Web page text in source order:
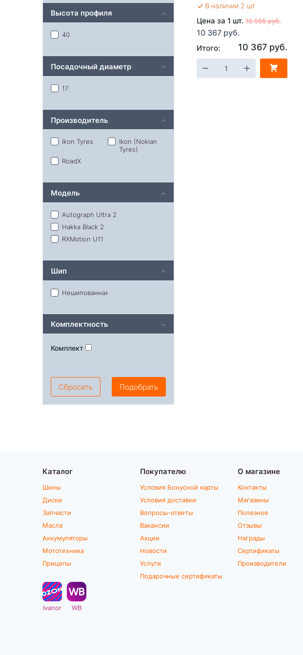
В наличии 2 шт
Цена за 1 шт. 10 556 руб.
10 367 руб.
Итого: 10 367 руб.
Высота профиля
40
Посадочный диаметр
17
Производитель
Ikon Tyres
Ikon (Nokian
Tyres)
RoadX
Модель
Autograph Ultra 2
Hakka Black 2
RXMotion U11
Шип
Нешипованная
Комплектность
Комплект
Сбросить Подобрать
Каталог
Шины
Диски
Запчасти
Масла
Аккумуляторы
Мототехника
Прицепы
Ivanor WB
Покупателю
Условия Бонусной карты
Условия доставки
Вопросы-ответы
Вакансии
Акции
Новости
Услуги
Подарочные сертификаты
О магазине
Контакты
Магазины
Полезное
Отзывы
Награды
Сертификаты
Производители